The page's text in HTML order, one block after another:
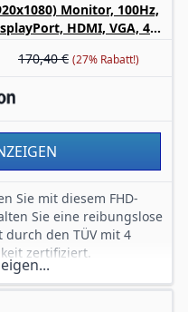
Monitor, 100Hz,
HDMI, VGA, 4X
Schwarz
170,40 € (27% Rabatt!)
Sie mit diesem FHD-
Sie eine reibungslose
den TÜV mit 4
zertifiziert.
auf weniger